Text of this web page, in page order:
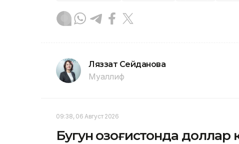
Ляззат Сейданова
Муаллиф
09:38, 06 Август 2026
Бугун Қозоғистонда